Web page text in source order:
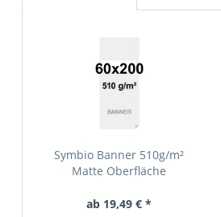
Symbio Banner 510g/m²
Matte Oberfläche
ab 19,49 € *